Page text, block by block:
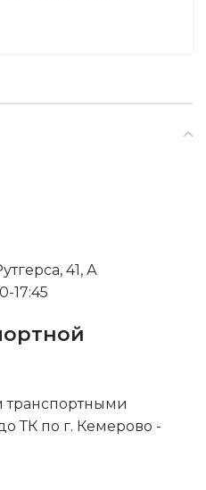
41, А
17:45
транспортными
ТК по г. Кемерово -